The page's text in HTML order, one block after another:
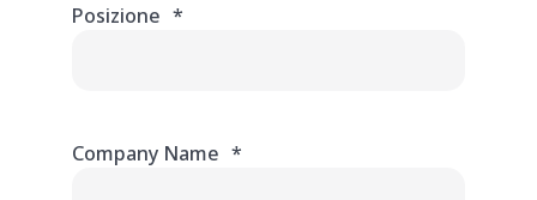
Posizione *
Company Name *